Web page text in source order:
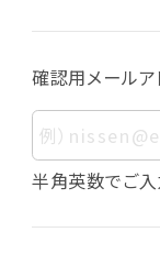
個人情報
下の通りで
えてお客様
せん。
・会員登録
・会員ポイン
確認用メールア
半角英数でご入